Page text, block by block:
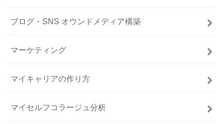
ブログ・SNS オウンドメディア構築
マーケティング
マイキャリアの作り方
マイセルフコラージュ分析